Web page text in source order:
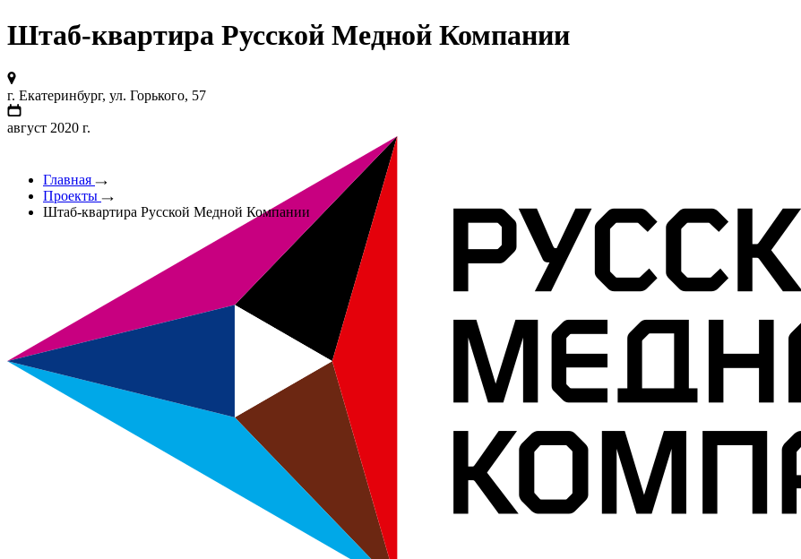
Главная
Проекты
Штаб-квартира Русской Медной Компании
Штаб-квартира Русской Медной Компании
г. Екатеринбург, ул. Горького, 57
август 2020 г.